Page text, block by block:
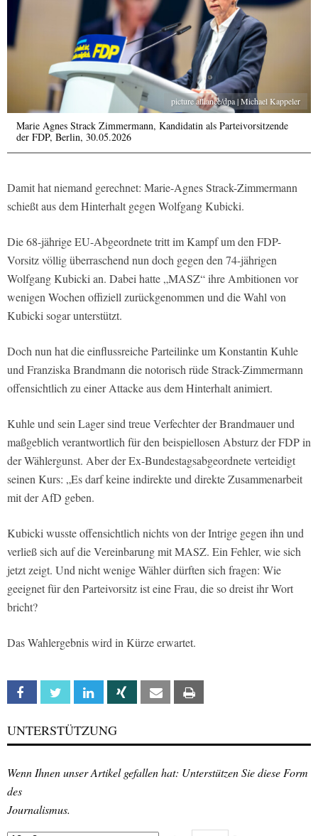
picture alliance/dpa | Michael Kappeler
Marie Agnes Strack Zimmermann, Kandidatin als Parteivorsitzende
der FDP, Berlin, 30.05.2026
Damit hat niemand gerechnet: Marie-Agnes Strack-Zimmermann
schießt aus dem Hinterhalt gegen Wolfgang Kubicki.
Die 68-jährige EU-Abgeordnete tritt im Kampf um den FDP-
Vorsitz völlig überraschend nun doch gegen den 74-jährigen
Wolfgang Kubicki an. Dabei hatte „MASZ“ ihre Ambitionen vor
wenigen Wochen offiziell zurückgenommen und die Wahl von
Kubicki sogar unterstützt.
Doch nun hat die einflussreiche Parteilinke um Konstantin Kuhle
und Franziska Brandmann die notorisch rüde Strack-Zimmermann
offensichtlich zu einer Attacke aus dem Hinterhalt animiert.
Kuhle und sein Lager sind treue Verfechter der Brandmauer und
maßgeblich verantwortlich für den beispiellosen Absturz der FDP in
der Wählergunst. Aber der Ex-Bundestagsabgeordnete verteidigt
seinen Kurs: „Es darf keine indirekte und direkte Zusammenarbeit
mit der AfD geben.
Kubicki wusste offensichtlich nichts von der Intrige gegen ihn und
verließ sich auf die Vereinbarung mit MASZ. Ein Fehler, wie sich
jetzt zeigt. Und nicht wenige Wähler dürften sich fragen: Wie
geeignet für den Parteivorsitz ist eine Frau, die so dreist ihr Wort
bricht?
Das Wahlergebnis wird in Kürze erwartet.
Facebook Twitter Linkedin Xing Email
UNTERSTÜTZUNG
Wenn Ihnen unser Artikel gefallen hat: Unterstützen Sie diese Form
des
Journalismus.